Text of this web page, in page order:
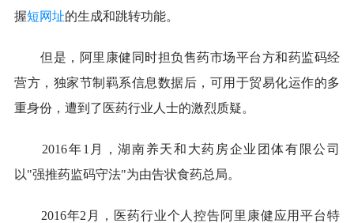
握短网址的生成和跳转功能。
但是，阿里康健同时担负售药市场平台方和药监码经
营方，独家节制羁系信息数据后，可用于贸易化运作的多
重身份，遭到了医药行业人士的激烈质疑。
2016年1月，湖南养天和大药房企业团体有限公司
以"强推药监码守法"为由告状食药总局。
2016年2月，医药行业个人控告阿里康健应用平台特